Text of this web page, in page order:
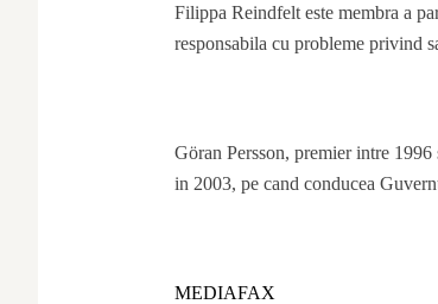
Filippa Reindfelt este membra a
responsabila cu probleme privind
Göran Persson, premier intre
in 2003, pe cand conducea
MEDIAFAX